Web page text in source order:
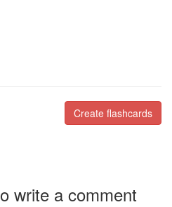
Create flashcards
write a comment